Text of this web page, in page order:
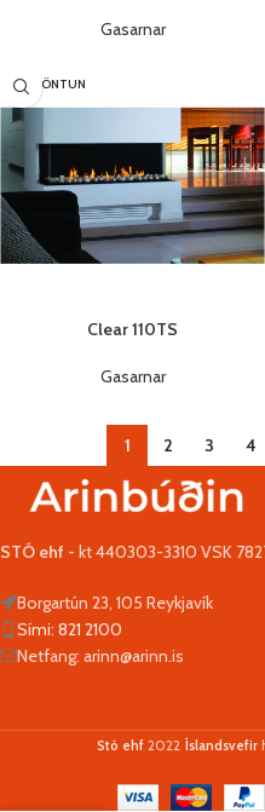
Gasarnar
SÉRPÖNTUN
Clear 110TS
Gasarnar
1 2 3 4
STÓ ehf - kt 440303-3310 VSK
Borgartún 23, 105 Reykjavík
Sími: 821 2100
Netfang: arinn@arinn.is
Stó ehf 2022 Íslandsvefir